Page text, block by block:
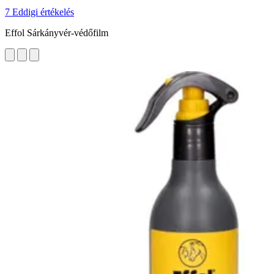
7 Eddigi értékelés
Effol Sárkányvér-védőfilm